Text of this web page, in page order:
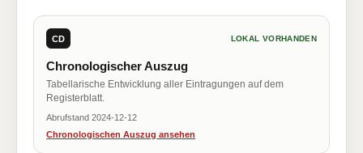
CD LOKAL VORHANDEN
Chronologischer Auszug
Tabellarische Entwicklung aller Eintragungen auf dem
Registerblatt.
Abrufstand 2024-12-12
Chronologischen Auszug ansehen